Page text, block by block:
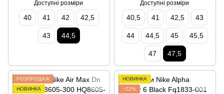
Доступні розміри
40 41 42 42,5
43 44,5
Доступні розміри
40,5 41 42,5 43
44 44,5 45 45,5
47 47,5
РОЗПРОДАЖ
НОВИНКА
НОВИНКА
−22%